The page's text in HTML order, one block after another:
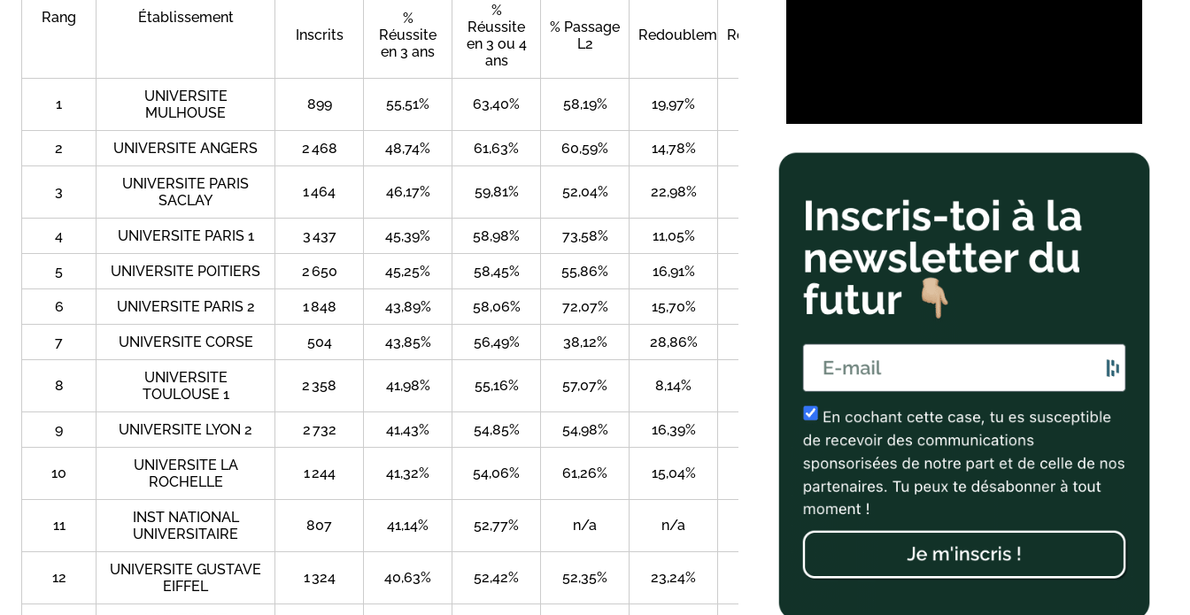
Rang Établissement
Inscrits
%
Réussite
en 3 ans
%
Réussite
en 3 ou 4
ans
% Passage
L2
RedoublementRéorientation
1
UNIVERSITE
MULHOUSE
899 55,51% 63,40% 58,19% 19,97%
2 UNIVERSITE ANGERS 2 468 48,74% 61,63% 60,59% 14,78% 22,25%
3
UNIVERSITE PARIS
SACLAY
1 464 46,17% 59,81% 52,04% 22,98%
4 UNIVERSITE PARIS 1 3 437 45,39% 58,98% 73,58% 11,05% 13,77%
5 UNIVERSITE POITIERS 2 650 45,25% 58,45% 55,86% 16,91% 21,12%
6 UNIVERSITE PARIS 2 1 848 43,89% 58,06% 72,07% 15,70% 10,53%
7 UNIVERSITE CORSE 504 43,85% 56,49% 38,12% 28,86% 27,93%
8
UNIVERSITE
TOULOUSE 1
2 358 41,98% 55,16% 57,07% 8,14%
9 UNIVERSITE LYON 2 2 732 41,43% 54,85% 54,98% 16,39%
10
UNIVERSITE LA
ROCHELLE
1 244 41,32% 54,06% 61,26% 15,04% 22,05%
11
INST NATIONAL
UNIVERSITAIRE
807 41,14% 52,77% n/a n/a
12
UNIVERSITE GUSTAVE
EIFFEL
1 324 40,63% 52,42% 52,35% 23,24% 21,80%